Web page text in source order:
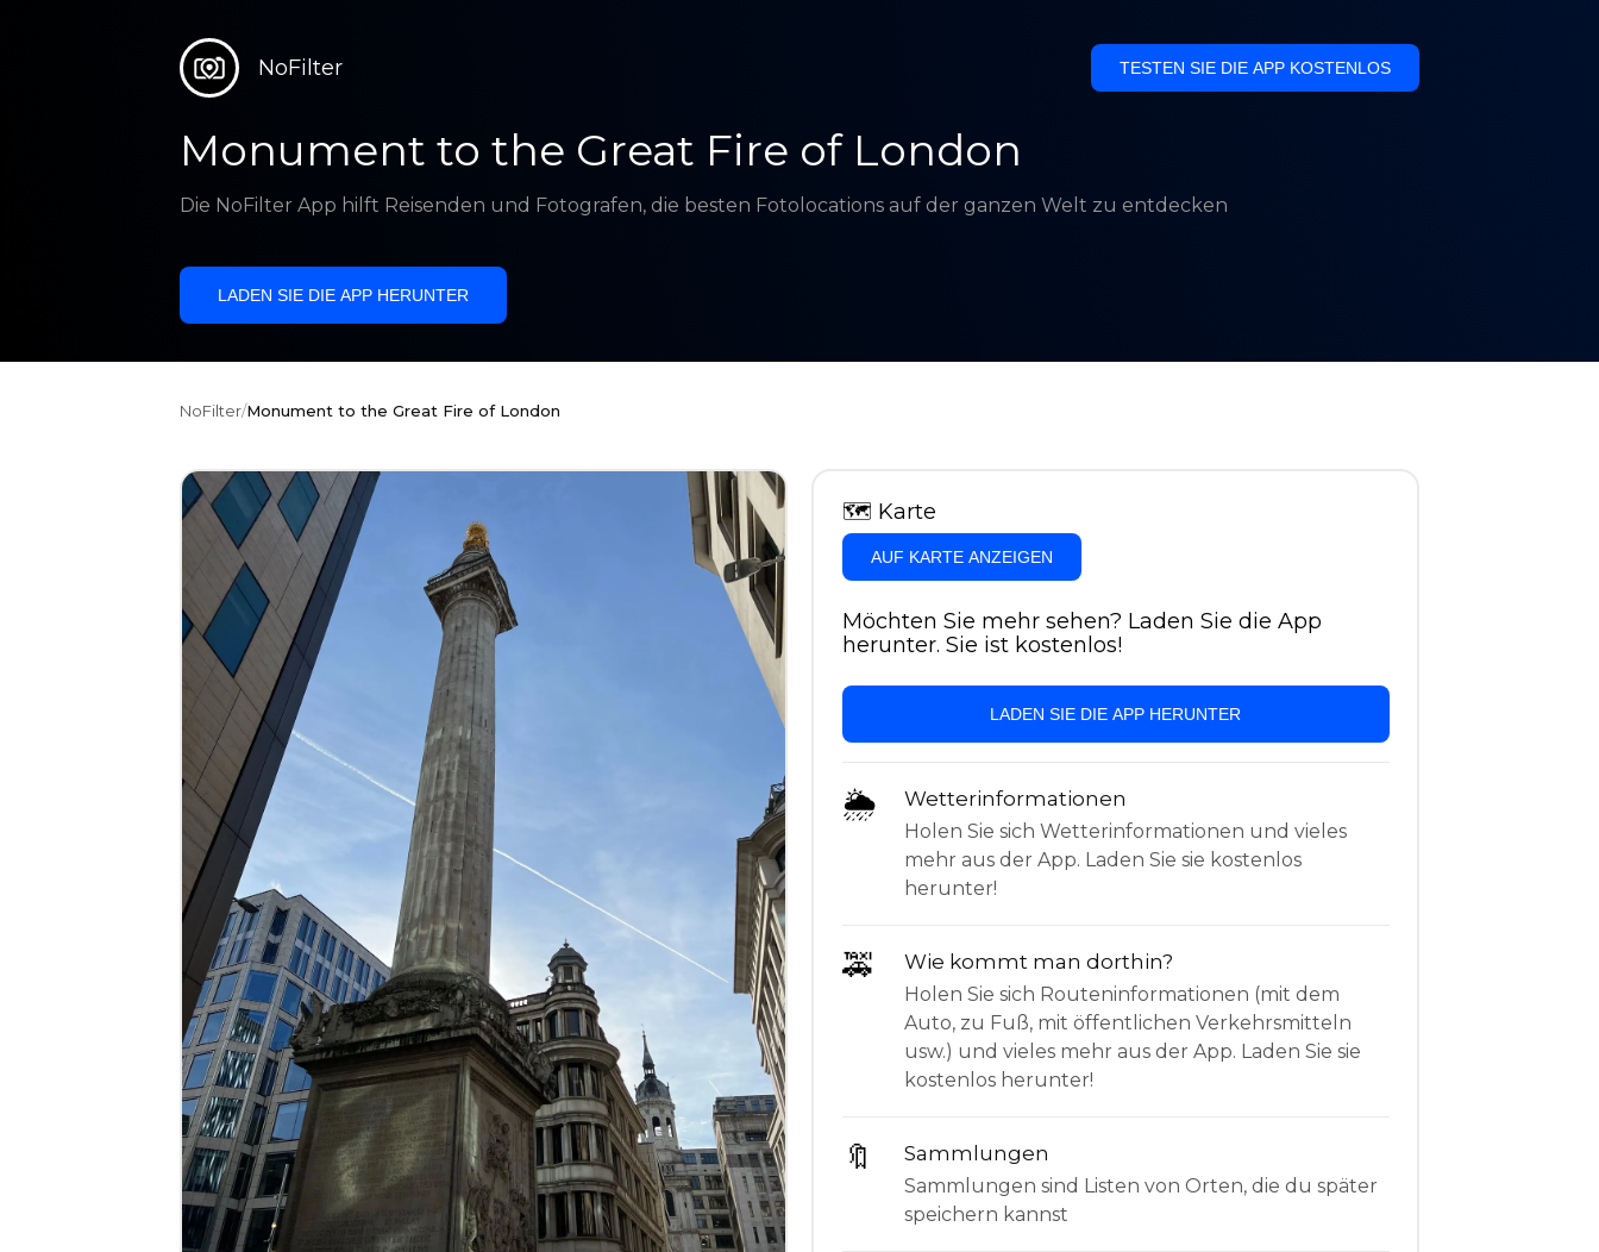
NoFilter TESTEN SIE DIE APP KOSTENLOS
Monument to the Great Fire of London
Die NoFilter App hilft Reisenden und Fotografen, die besten Fotolocations auf der ganzen Welt zu entdecken
LADEN SIE DIE APP HERUNTER
NoFilter/Monument to the Great Fire of London
🗺 Karte
AUF KARTE ANZEIGEN
Möchten Sie mehr sehen? Laden Sie die App
herunter. Sie ist kostenlos!
LADEN SIE DIE APP HERUNTER
🌦 Wetterinformationen
Holen Sie sich Wetterinformationen und vieles
mehr aus der App. Laden Sie sie kostenlos
herunter!
🚕 Wie kommt man dorthin?
Holen Sie sich Routeninformationen (mit dem
Auto, zu Fuß, mit öffentlichen Verkehrsmitteln
usw.) und vieles mehr aus der App. Laden Sie sie
kostenlos herunter!
🔖 Sammlungen
Sammlungen sind Listen von Orten, die du später
speichern kannst